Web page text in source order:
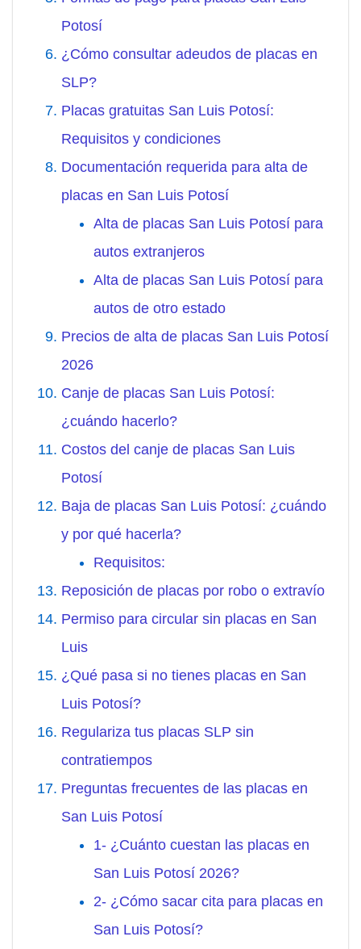
Potosí
¿Cómo consultar adeudos de placas en
SLP?
Placas gratuitas San Luis Potosí:
Requisitos y condiciones
Documentación requerida para alta de
placas en San Luis Potosí
Alta de placas San Luis Potosí para
autos extranjeros
Alta de placas San Luis Potosí para
autos de otro estado
Precios de alta de placas San Luis Potosí
2026
Canje de placas San Luis Potosí:
¿cuándo hacerlo?
Costos del canje de placas San Luis
Potosí
Baja de placas San Luis Potosí: ¿cuándo
y por qué hacerla?
Requisitos:
Reposición de placas por robo o extravío
Permiso para circular sin placas en San
Luis
¿Qué pasa si no tienes placas en San
Luis Potosí?
Regulariza tus placas SLP sin
contratiempos
Preguntas frecuentes de las placas en
San Luis Potosí
1- ¿Cuánto cuestan las placas en
San Luis Potosí 2026?
2- ¿Cómo sacar cita para placas en
San Luis Potosí?